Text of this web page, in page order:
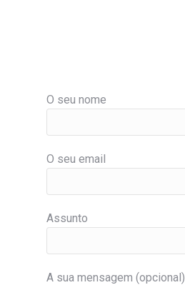
O seu nome
O seu email
Assunto
A sua mensagem (opcional)